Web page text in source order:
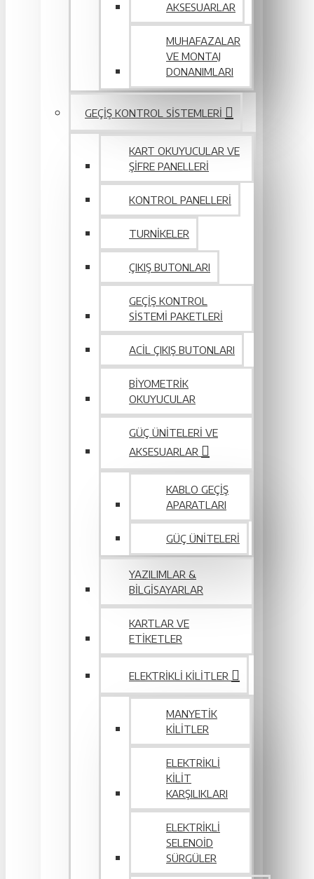
AKSESUARLAR
MUHAFAZALAR
VE MONTAJ
DONANIMLARI
GEÇIŞ KONTROL SISTEMLERI
KART OKUYUCULAR VE
ŞIFRE PANELLERI
KONTROL PANELLERI
TURNIKELER
ÇIKIŞ BUTONLARI
GEÇIŞ KONTROL
SISTEMI PAKETLERI
ACIL ÇIKIŞ BUTONLARI
BIYOMETRIK
OKUYUCULAR
GÜÇ ÜNITELERI VE
AKSESUARLAR
KABLO GEÇIŞ
APARATLARI
GÜÇ ÜNITELERI
YAZILIMLAR &
BILGISAYARLAR
KARTLAR VE
ETIKETLER
ELEKTRIKLI KILITLER
MANYETIK
KILITLER
ELEKTRIKLI
KILIT
KARŞILIKLARI
ELEKTRIKLI
SELENOID
SÜRGÜLER